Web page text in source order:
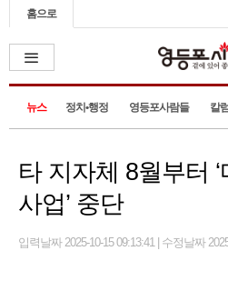
홈으로
뉴스 정치•행정 영등포사람들 칼
타 지자체 8월부터
사업’ 중단
입력날짜 2025-10-15 09:13:41 | 수정날짜